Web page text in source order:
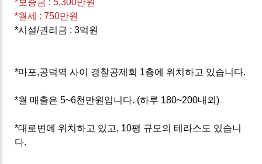
*월세 : 750만원
*시설/권리금 : 3억원
*마포,공덕역 사이 경찰공제회 1층에 위치하고 있습니다.
*월 매출은 5~6천만원입니다. (하루 180~200내외)
*대로변에 위치하고 있고, 10평 규모의 테라스도 있습니
다.